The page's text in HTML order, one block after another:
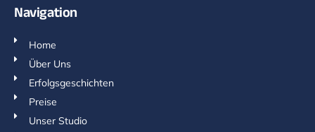
Navigation
Home
Über Uns
Erfolgsgeschichten
Preise
Unser Studio